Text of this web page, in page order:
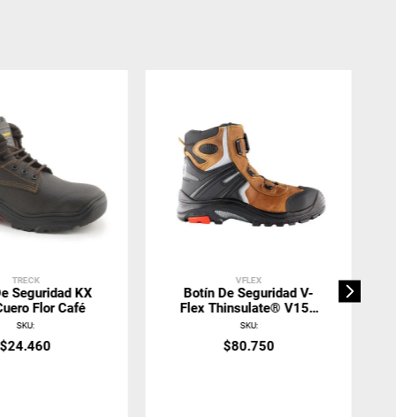
TRECK
Seguridad KX
Flor Café
SKU:
$24.460
VFLEX
Botín De Seguridad V-
Flex Thinsulate® V150
Boa Café
SKU:
$80.750